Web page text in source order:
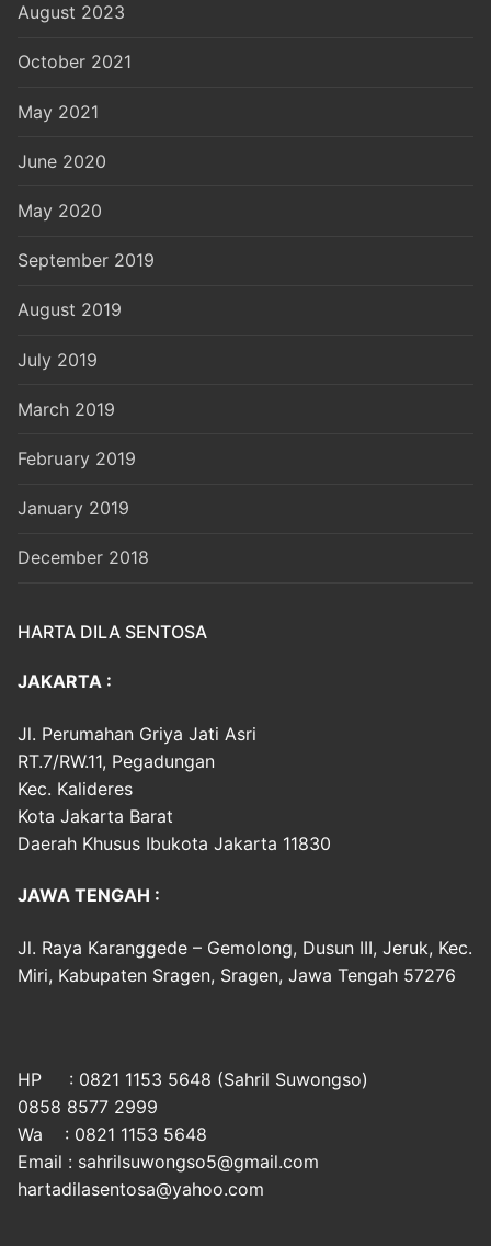
August 2023
October 2021
May 2021
June 2020
May 2020
September 2019
August 2019
July 2019
March 2019
February 2019
January 2019
December 2018
HARTA DILA SENTOSA
JAKARTA :
Jl. Perumahan Griya Jati Asri
RT.7/RW.11, Pegadungan
Kec. Kalideres
Kota Jakarta Barat
Daerah Khusus Ibukota Jakarta 11830
JAWA TENGAH :
Jl. Raya Karanggede – Gemolong, Dusun III, Jeruk, Kec.
Miri, Kabupaten Sragen, Sragen, Jawa Tengah 57276
HP : 0821 1153 5648 (Sahril Suwongso)
0858 8577 2999
Wa : 0821 1153 5648
Email : sahrilsuwongso5@gmail.com
hartadilasentosa@yahoo.com